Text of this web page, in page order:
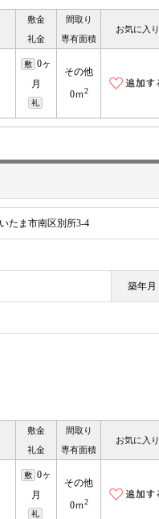
敷金
礼金
間取り
専有面積
お気に入り
敷 0ヶ
月
礼
その他
0ｍ2
たま市南区別所3-4
築年月
敷金
礼金
間取り
専有面積
お気に入り
敷 0ヶ
月
礼
その他
0ｍ2